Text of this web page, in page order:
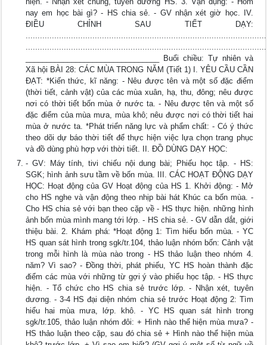
nay em học bài gì? - HS chia sẻ. - GV nhận xét giờ học. IV.
ĐIỀU CHỈNH SAU TIẾT DẠY:
________________________________ Buổi chiều: Tự nhiên và
Xã hội BÀI 28: CÁC MÙA TRONG NĂM (Tiết 1) I. YÊU CẦU CẦN
ĐẠT: *Kiến thức, kĩ năng: - Nêu được tên và một số đặc điểm
(thời tiết, cảnh vật) của các mùa xuân, hạ, thu, đông; nêu được
nơi có thời tiết bốn mùa ở nước ta. - Nêu được tên và một số
đặc điểm của mùa mưa, mùa khô; nêu được nơi có thời tiết hai
mùa ở nước ta. *Phát triển năng lực và phẩm chất: - Có ý thức
theo dõi dự báo thời tiết để thực hiện việc lựa chọn trang phục
và đồ dùng phù hợp với thời tiết. II. ĐỒ DÙNG DẠY HỌC:
- GV: Máy tính, tivi chiếu nội dung bài; Phiếu học tập. - HS:
SGK; hình ảnh sưu tầm về bốn mùa. III. CÁC HOẠT ĐỘNG DẠY
HỌC: Hoạt động của GV Hoạt động của HS 1. Khởi động: - Mở
cho HS nghe và vận động theo nhịp bài hát Khúc ca bốn mùa. -
Cho HS chia sẻ với bạn theo cặp về - HS thực hiện. những hình
ảnh bốn mùa mình mang tới lớp. - HS chia sẻ. - GV dẫn dắt, giới
thiệu bài. 2. Khám phá: *Hoạt động 1: Tìm hiểu bốn mùa. - YC
HS quan sát hình trong sgk/tr.104, thảo luận nhóm bốn: Cảnh vật
trong mỗi hình là mùa nào trong - HS thảo luận theo nhóm 4.
năm? Vì sao? - Đồng thời, phát phiếu, YC HS hoàn thành đặc
điểm các mùa với những từ gợi ý vào phiếu học tập. - HS thực
hiện. - Tổ chức cho HS chia sẻ trước lớp. - Nhận xét, tuyên
dương. - 3-4 HS đại diện nhóm chia sẻ trước Hoạt động 2: Tìm
hiểu hai mùa mưa, lớp. khô. - YC HS quan sát hình trong
sgk/tr.105, thảo luận nhóm đôi: + Hình nào thể hiện mùa mưa? -
HS thảo luận theo cặp, sau đó chia sẻ + Hình nào thể hiện mùa